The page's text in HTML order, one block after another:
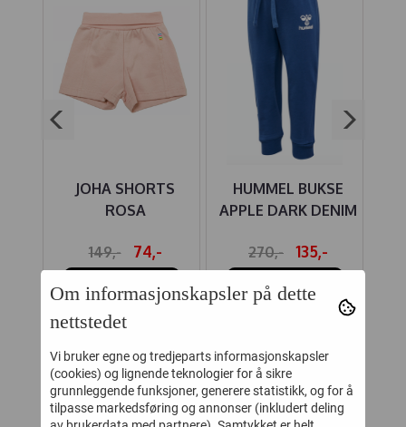
JOHA SHORTS
ROSA
149,-
74,-
Kjøp
HUMMEL BUKSE
APPLE DARK DENIM
270,-
135,-
Kjøp
KUNDER SOM SÅ PÅ DETTE SÅ
OGSÅ PÅ
Om informasjonskapsler på dette
nettstedet
Vi bruker egne og tredjeparts informasjonskapsler
(cookies) og lignende teknologier for å sikre
grunnleggende funksjoner, generere statistikk, og for å
tilpasse markedsføring og annonser (inkludert deling